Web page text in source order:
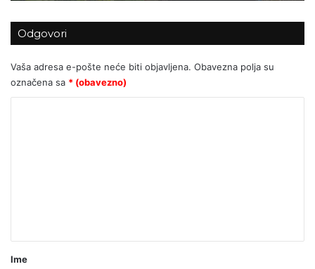
Miletić:Sram me da sam pozvao ljude
da glasuju za Ivu Rinčić!
Odgovori
Vaša adresa e-pošte neće biti objavljena. Obavezna polja su
označena sa * (obavezno)
r
Ime